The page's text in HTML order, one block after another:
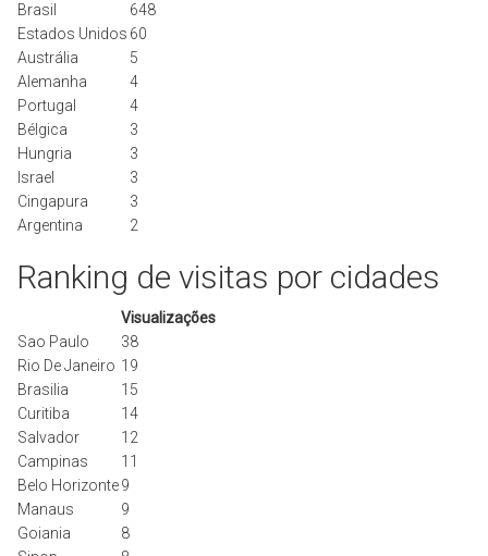
Brasil
648
Estados Unidos 60
Austrália
5
Alemanha
4
Portugal
4
Bélgica
3
Hungria
3
Israel
3
Cingapura
3
Argentina
2
Ranking de visitas por cidades
Visualizações
Sao Paulo
38
Rio De Janeiro 19
Brasilia
15
Curitiba
14
Salvador
12
Campinas
11
Belo Horizonte9
Manaus
9
Goiania
8